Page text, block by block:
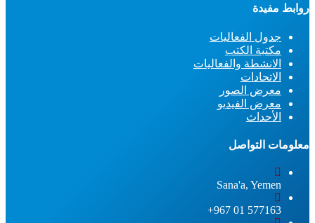
روابط مفيدة
جدول الفعاليات
مكتبة الكتب
الانشطة والفعاليات
الاتحادات
معرض الصور
معرض الفيديو
الأحداث
معلومات التواصل
Sana'a, Yemen
577163 01 967+